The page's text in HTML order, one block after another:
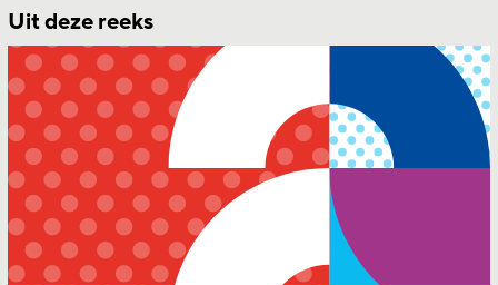
Uit deze reeks